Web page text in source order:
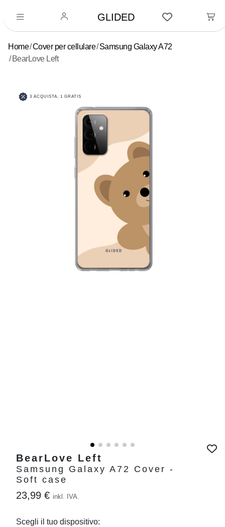
GLIDED
Home Cover per cellulare Samsung Galaxy A72
BearLove Left
3 ACQUISTA, 1 GRATIS
BearLove Left
Samsung Galaxy A72 Cover -
Soft case
23,99 € inkl. IVA.
Scegli il tuo dispositivo: